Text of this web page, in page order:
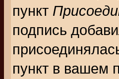
пункт
подпись
пункт в вашем